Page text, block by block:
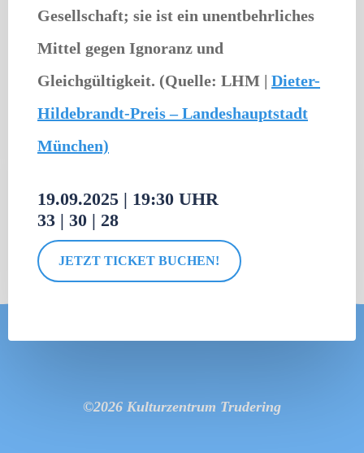
Gesellschaft; sie ist ein unentbehrliches
Mittel gegen Ignoranz und
Gleichgültigkeit. (Quelle: LHM | Dieter-
Hildebrandt-Preis – Landeshauptstadt
München)
19.09.2025 | 19:30 UHR
33 | 30 | 28
JETZT TICKET BUCHEN!
©2026 Kulturzentrum Trudering